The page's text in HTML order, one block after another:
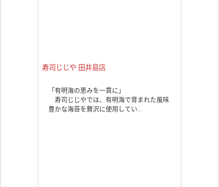
寿司じじや 田井島店
「有明海の恵みを一貫に」
寿司じじやでは、有明海で育まれた風味
豊かな海苔を贅沢に使用してい…